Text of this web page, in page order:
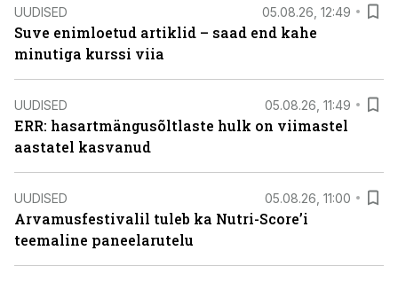
UUDISED 05.08.26, 12:49
Suve enimloetud artiklid – saad end kahe
minutiga kurssi viia
UUDISED 05.08.26, 11:49
ERR: hasartmängusõltlaste hulk on viimastel
aastatel kasvanud
UUDISED 05.08.26, 11:00
Arvamusfestivalil tuleb ka Nutri-Score’i
teemaline paneelarutelu